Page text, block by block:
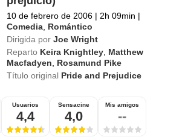
10 de febrero de 2006 | 2h 09min |
Comedia, Romántico
Dirigida por Joe Wright
Reparto Keira Knightley, Matthew
Macfadyen, Rosamund Pike
Título original Pride and Prejudice
Usuarios
4,4
Sensacine
4,0
Mis amigos
--